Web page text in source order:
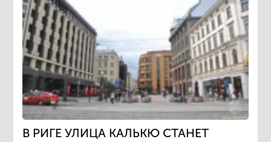
В РИГЕ УЛИЦА КАЛЬКЮ СТАНЕТ